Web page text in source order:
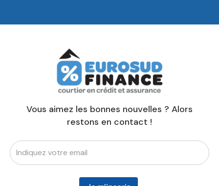
Vous aimez les bonnes nouvelles ? Alors
restons en contact !